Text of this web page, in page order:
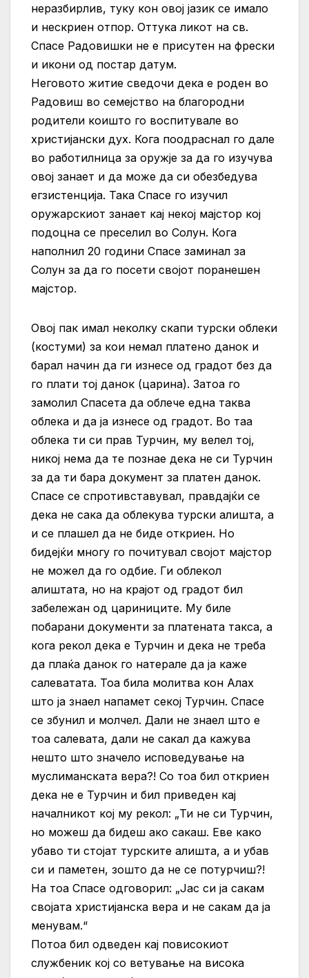
неразбирлив, туку кон овој јазик се имало
и нескриен отпор. Оттука ликот на св.
Спасе Радовишки не е присутен на фрески
и икони од постар датум.
Неговото житие сведочи дека е роден во
Радовиш во семејство на благородни
родители коишто го воспитувале во
христијански дух. Кога поодраснал го дале
во работилница за оружје за да го изучува
овој занает и да може да си обезбедува
егзистенција. Така Спасе го изучил
оружарскиот занает кај некој мајстор кој
подоцна се преселил во Солун. Кога
наполнил 20 години Спасе заминал за
Солун за да го посети својот поранешен
мајстор.
Овој пак имал неколку скапи турски облеки
(костуми) за кои немал платено данок и
барал начин да ги изнесе од градот без да
го плати тој данок (царина). Затоа го
замолил Спасета да облече една таква
облека и да ја изнесе од градот. Во таа
облека ти си прав Турчин, му велел тој,
никој нема да те познае дека не си Турчин
за да ти бара документ за платен данок.
Спасе се спротивставувал, правдајќи се
дека не сака да облекува турски алишта, а
и се плашел да не биде откриен. Но
бидејќи многу го почитувал својот мајстор
не можел да го одбие. Ги облекол
алиштата, но на крајот од градот бил
забележан од цариниците. Му биле
побарани документи за платената такса, а
кога рекол дека е Турчин и дека не треба
да плаќа данок го натерале да ја каже
салеватата. Тоа била молитва кон Алах
што ја знаел напамет секој Турчин. Спасе
се збунил и молчел. Дали не знаел што е
тоа салевата, дали не сакал да кажува
нешто што значело исповедување на
муслиманската вера?! Со тоа бил откриен
дека не е Турчин и бил приведен кај
началникот кој му рекол: „Ти не си Турчин,
но можеш да бидеш ако сакаш. Еве како
убаво ти стојат турските алишта, а и убав
си и паметен, зошто да не се потурчиш?!
На тоа Спасе одговорил: „Јас си ја сакам
својата христијанска вера и не сакам да ја
менувам.“
Потоа бил одведен кај повисокиот
службеник кој со ветување на висока